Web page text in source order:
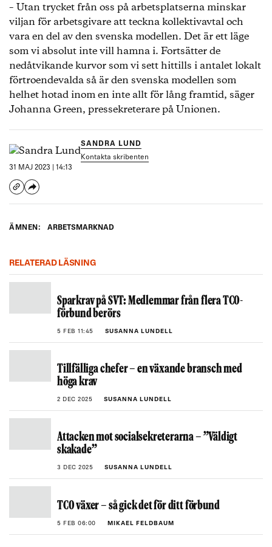
– Utan trycket från oss på arbetsplatserna minskar
viljan för arbetsgivare att teckna kollektivavtal och
vara en del av den svenska modellen. Det är ett läge
som vi absolut inte vill hamna i. Fortsätter de
nedåtvikande kurvor som vi sett hittills i antalet lokalt
förtroendevalda så är den svenska modellen som
helhet hotad inom en inte allt för lång framtid, säger
Johanna Green, pressekreterare på Unionen.
SANDRA LUND
Kontakta skribenten
31 MAJ 2023 | 14:13
ÄMNEN: ARBETSMARKNAD
RELATERAD LÄSNING
Sparkrav på SVT: Medlemmar från flera TCO-
förbund berörs
5 FEB 11:45 SUSANNA LUNDELL
Tillfälliga chefer – en växande bransch med
höga krav
2 DEC 2025 SUSANNA LUNDELL
Attacken mot socialsekreterarna – ”Väldigt
skakade”
3 DEC 2025 SUSANNA LUNDELL
TCO växer – så gick det för ditt förbund
5 FEB 06:00 MIKAEL FELDBAUM